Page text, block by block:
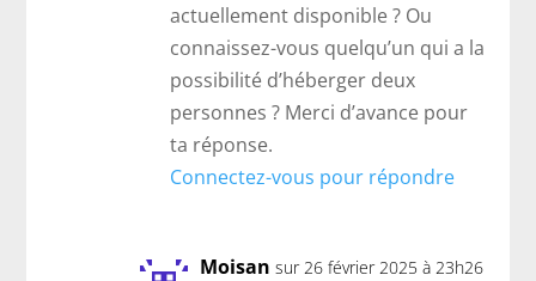
actuellement disponible ? Ou
connaissez-vous quelqu’un qui a la
possibilité d’héberger deux
personnes ? Merci d’avance pour
ta réponse.
Connectez-vous pour répondre
Moisan sur 26 février 2025 à 23h26